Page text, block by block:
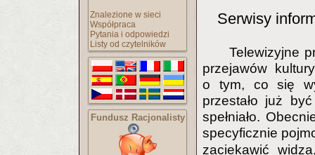
Znalezione w sieci
Współpraca
Pytania i odpowiedzi
Listy od czytelników
Fundusz Racjonalisty
Serwisy
Telewizyjne
przejawów
o tym, co się
przestało już
spełniało.
specyficznie
zaciekawić